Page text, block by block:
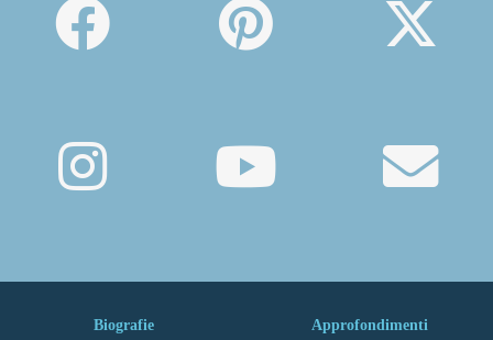
Biografie Approfondimenti